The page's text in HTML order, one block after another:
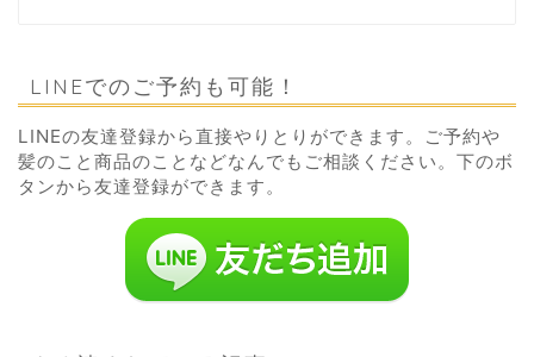
LINEでのご予約も可能！
LINEの友達登録から直接やりとりができます。ご予約や
髪のこと商品のことなどなんでもご相談ください。下のボ
タンから友達登録ができます。